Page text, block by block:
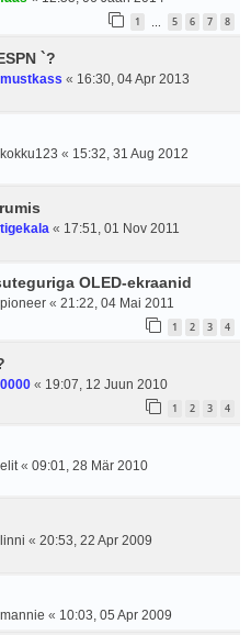
1 5 6 7 8
`?
mustkass « 16:30, 04 Apr 2013
kokku123 « 15:32, 31 Aug 2012
tigekala « 17:51, 01 Nov 2011
OLED-ekraanid
pioneer « 21:22, 04 Mai 2011
1 2 3 4
0000 « 19:07, 12 Juun 2010
1 2 3 4
elit« 09:01, 28 Mär 2010
linni « 20:53, 22 Apr 2009
mannie « 10:03, 05 Apr 2009